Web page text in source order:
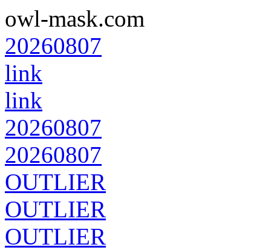
owl-mask.com
20260807
link
link
20260807
20260807
OUTLIER
OUTLIER
OUTLIER